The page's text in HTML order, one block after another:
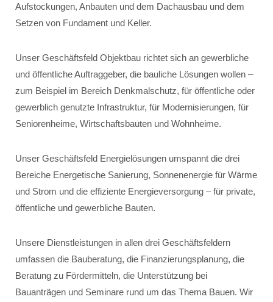
Aufstockungen, Anbauten und dem Dachausbau und dem
Setzen von Fundament und Keller.
Unser Geschäftsfeld Objektbau richtet sich an gewerbliche
und öffentliche Auftraggeber, die bauliche Lösungen wollen –
zum Beispiel im Bereich Denkmalschutz, für öffentliche oder
gewerblich genutzte Infrastruktur, für Modernisierungen, für
Seniorenheime, Wirtschaftsbauten und Wohnheime.
Unser Geschäftsfeld Energielösungen umspannt die drei
Bereiche Energetische Sanierung, Sonnenenergie für Wärme
und Strom und die effiziente Energieversorgung – für private,
öffentliche und gewerbliche Bauten.
Unsere Dienstleistungen in allen drei Geschäftsfeldern
umfassen die Bauberatung, die Finanzierungsplanung, die
Beratung zu Fördermitteln, die Unterstützung bei
Bauanträgen und Seminare rund um das Thema Bauen. Wir